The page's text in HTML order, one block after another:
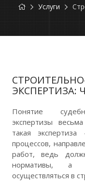
Услуги
ЭКСПЕРТИЗА:
Понятие
экспертизы
такая
процессов,
работ, ведь
нормативы, а
осуществляться в